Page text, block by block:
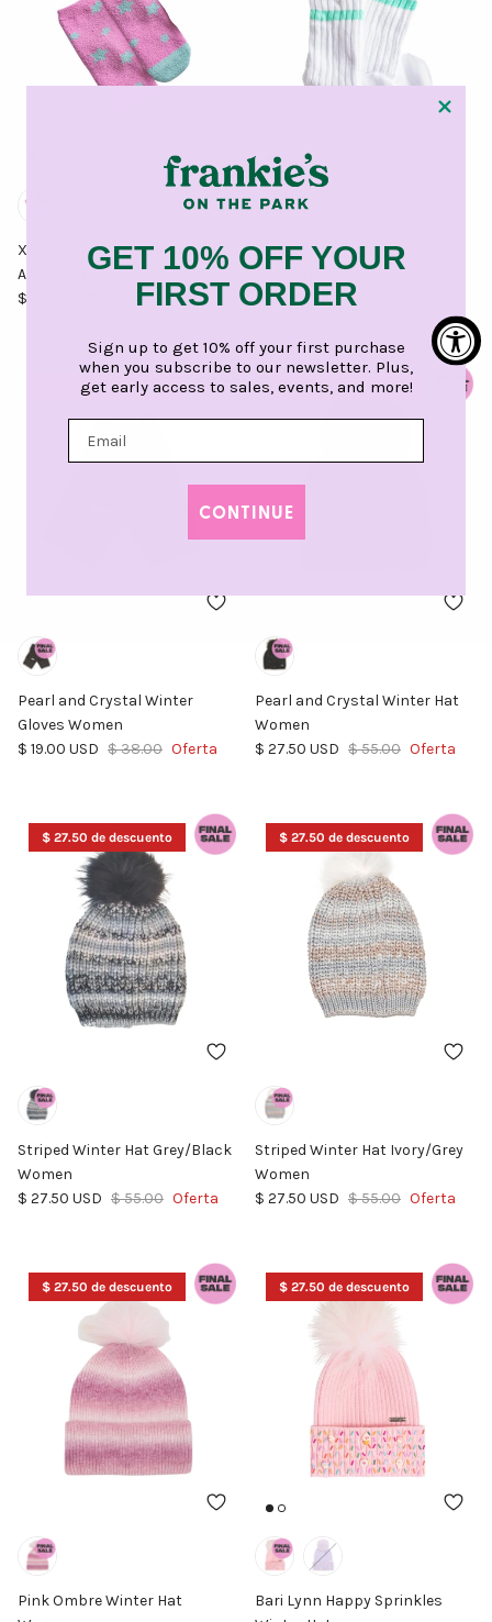
XOXO Fuzzy Socks Pink and
Aqua Star
Precio de venta
$ 14.00 USD Precio normal
$ 24.00 Oferta
XOXO Crew Socks Pink and
Aqua Stripe
Precio de venta
$ 17.00 USD Precio normal
$ 24.00
$ 19.00 de descuento
Pearl and Crystal Winter
Gloves Women
Precio de venta
$ 19.00 USD Precio normal
$ 38.00 Oferta
$ 27.50 de descuento
Pearl and Crystal Winter Hat
Women
Precio de venta
$ 27.50 USD Precio normal
$ 55.00 Oferta
$ 27.50 de descuento
Striped Winter Hat Grey/Black
Women
Precio de venta
$ 27.50 USD Precio normal
$ 55.00 Oferta
$ 27.50 de descuento
Striped Winter Hat Ivory/Grey
Women
Precio de venta
$ 27.50 USD Precio normal
$ 55.00 Oferta
$ 27.50 de descuento
Pink Ombre Winter Hat
$ 27.50 de descuento
Bari Lynn Happy Sprinkles
GET 10% OFF YOUR
FIRST ORDER
Sign up to get 10% off your first purchase
when you subscribe to our newsletter. Plus,
get early access to sales, events, and more!
CONTINUE